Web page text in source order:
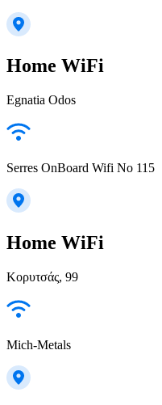
Home WiFi
Egnatia Odos
Serres OnBoard Wifi No 115
Home WiFi
Κορυτσάς, 99
Mich-Metals